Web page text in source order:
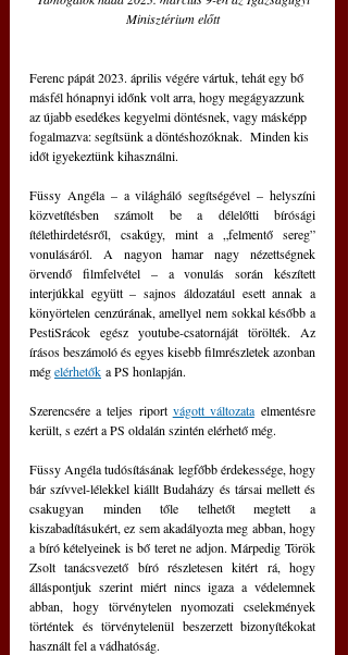
Minisztérium előtt
Ferenc pápát 2023. április végére vártuk, tehát egy bő
másfél hónapnyi időnk volt arra, hogy megágyazzunk
az újabb esedékes kegyelmi döntésnek, vagy másképp
fogalmazva: segítsünk a döntéshozóknak. Minden kis
időt igyekeztünk kihasználni.
Füssy Angéla – a világháló segítségével – helyszíni
közvetítésben számolt be a délelőtti bírósági
ítélethirdetésről, csakúgy, mint a „felmentő sereg”
vonulásáról. A nagyon hamar nagy nézettségnek
örvendő filmfelvétel – a vonulás során készített
interjúkkal együtt – sajnos áldozatául esett annak a
könyörtelen cenzúrának, amellyel nem sokkal később a
PestiSrácok egész youtube-csatornáját törölték. Az
írásos beszámoló és egyes kisebb filmrészletek azonban
még elérhetők a PS honlapján.
Szerencsére a teljes riport vágott változata elmentésre
került, s ezért a PS oldalán szintén elérhető még.
Füssy Angéla tudósításának legfőbb érdekessége, hogy
bár szívvel-lélekkel kiállt Budaházy és társai mellett és
csakugyan minden tőle telhetőt megtett a
kiszabadításukért, ez sem akadályozta meg abban, hogy
a bíró kételyeinek is bő teret ne adjon. Márpedig Török
Zsolt tanácsvezető bíró részletesen kitért rá, hogy
álláspontjuk szerint miért nincs igaza a védelemnek
abban, hogy törvénytelen nyomozati cselekmények
történtek és törvénytelenül beszerzett bizonyítékokat
használt fel a vádhatóság.